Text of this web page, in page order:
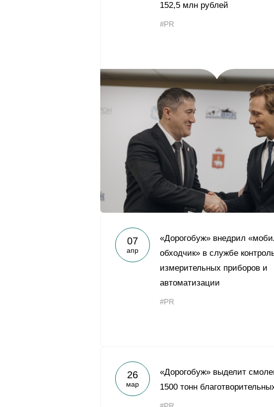
152,5 млн рублей
#PR
07
апр
«Дорогобуж» внедрил
обходчик» в службе
измерительных приборов и
автоматизации
#PR
26
мар
«Дорогобуж» выделит
1500 тонн